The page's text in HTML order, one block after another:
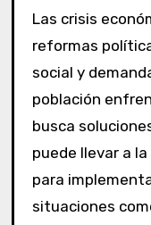
Las crisis
reformas
social y
población
busca
puede llevar a
para
situaciones